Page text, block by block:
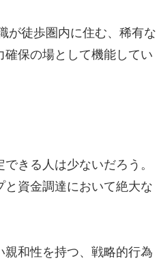
が徒歩圏内に住む、稀有な
保の場として機能してい
きる人は少ないだろう。
資金調達において絶大な
和性を持つ、戦略的行為